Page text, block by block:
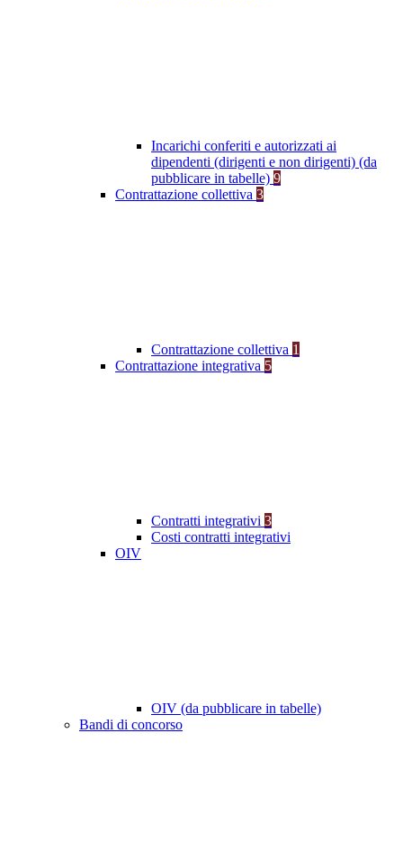
Incarichi conferiti e autorizzati ai
dipendenti (dirigenti e non dirigenti) (da
pubblicare in tabelle) 9
Contrattazione collettiva 3
Contrattazione collettiva 1
Contrattazione integrativa 5
Contratti integrativi 3
Costi contratti integrativi
OIV
OIV (da pubblicare in tabelle)
Bandi di concorso